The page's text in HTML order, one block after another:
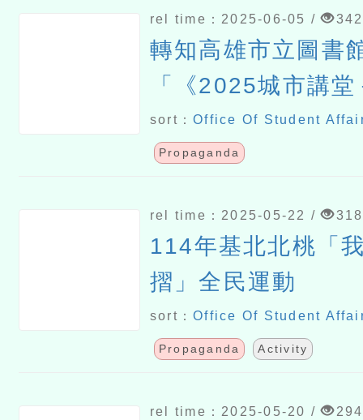
rel time：2025-06-05 / 342
轉知高雄市立圖書
「《2025城市講
座》烏蘇拉·海澤
教授：跨物種正義
sort：Office Of Student
Propaganda
rel time：2025-05-22 / 318
114年基北北桃「
摺」全民運動
sort：Office Of Student
Propaganda Activity
rel time：2025-05-20 / 294